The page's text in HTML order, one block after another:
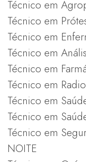
Técnico em
Técnico em
Técnico em
Técnico em
Técnico em
Técnico em
Técnico em
Técnico em
Técnico em
NOITE